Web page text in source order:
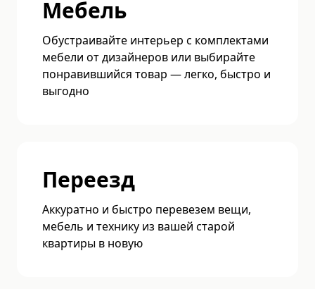
Мебель
Обустраивайте интерьер с комплектами
мебели от дизайнеров или выбирайте
понравившийся товар — легко, быстро и
выгодно
Переезд
Аккуратно и быстро перевезем вещи,
мебель и технику из вашей старой
квартиры в новую